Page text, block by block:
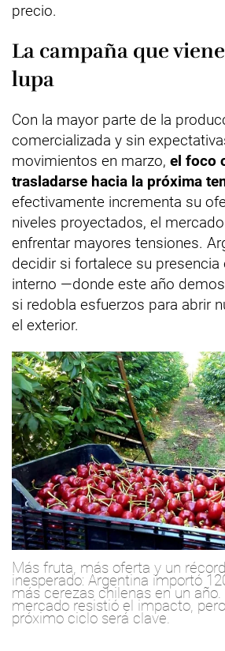
precio.
La campaña que
lupa
Con la mayor parte de la
comercializada y sin
movimientos en marzo, el foco
trasladarse hacia la próxima
efectivamente incrementa su
niveles proyectados, el
enfrentar mayores tensiones.
decidir si fortalece su presencia
interno —donde este año
si redobla esfuerzos para abrir
el exterior.
Más fruta, más oferta y un récord
inesperado: Argentina importó
más cerezas chilenas en un año.
mercado resistió el impacto,
próximo ciclo será clave.